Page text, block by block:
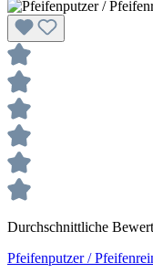
Durchschnittliche
Pfeifenputzer /